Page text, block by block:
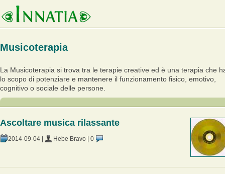
Musicoterapia
La Musicoterapia si trova tra le terapie creative ed è una terapia che
lo scopo di potenziare e mantenere il funzionamento fisico, emotivo,
cognitivo o sociale delle persone.
Ascoltare musica rilassante
2014-09-04 Hebe Bravo 0